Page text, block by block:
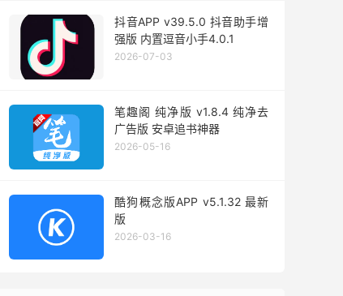
抖音APP v39.5.0 抖音助手增
强版 内置逗音小手4.0.1
2026-07-03
笔趣阁 纯净版 v1.8.4 纯净去
广告版 安卓追书神器
2026-05-16
酷狗概念版APP v5.1.32 最新
版
2026-03-16